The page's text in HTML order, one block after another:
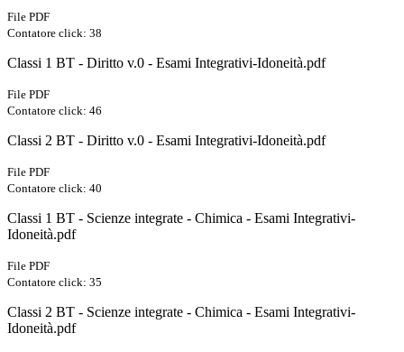
File PDF
Contatore click: 38
Classi 1 BT - Diritto v.0 - Esami Integrativi-Idoneità.pdf
File PDF
Contatore click: 46
Classi 2 BT - Diritto v.0 - Esami Integrativi-Idoneità.pdf
File PDF
Contatore click: 40
Classi 1 BT - Scienze integrate - Chimica - Esami Integrativi-
Idoneità.pdf
File PDF
Contatore click: 35
Classi 2 BT - Scienze integrate - Chimica - Esami Integrativi-
Idoneità.pdf